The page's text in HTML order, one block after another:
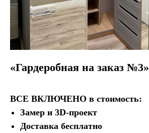
«Гардеробная на заказ №3»
ВСЕ ВКЛЮЧЕНО в стоимость:
Замер и 3D-проект
Доставка бесплатно